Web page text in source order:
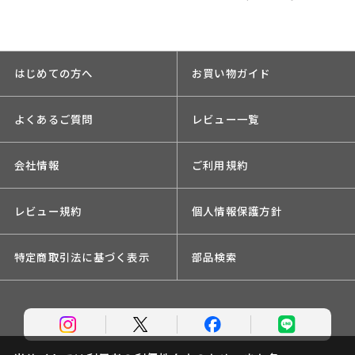
はじめての方へ お買い物ガイド
よくあるご質問 レビュー一覧
会社情報 ご利用規約
レビュー規約 個人情報保護方針
特定商取引法に基づく表示 部品検索